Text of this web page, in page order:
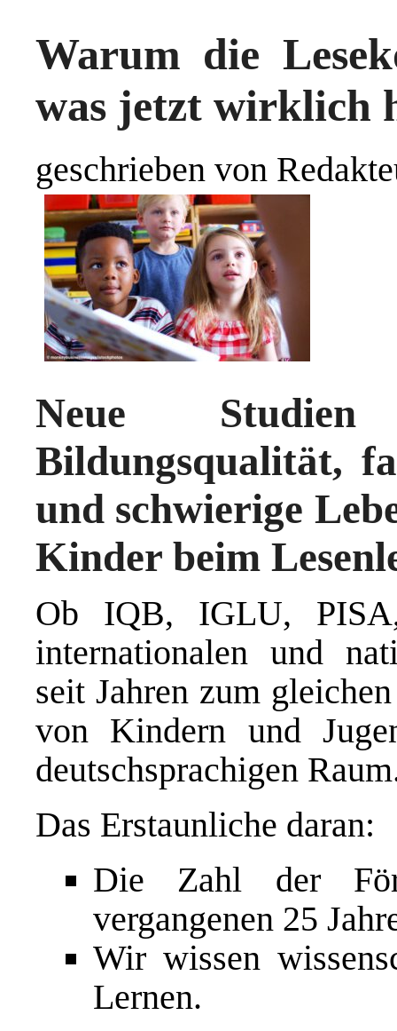
Warum die
was jetzt wirklich
geschrieben von
Neue
Bildungsqualität,
und schwierige
Kinder beim
Ob IQB, IGLU,
internationalen und
seit Jahren zum
von Kindern und
deutschsprachigen
Das Erstaunliche daran:
Die Zahl der
vergangenen 25
Wir wissen
Lernen.